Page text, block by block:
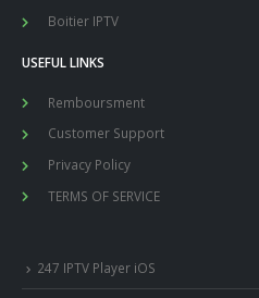
Boitier IPTV
USEFUL LINKS
Remboursment
Customer Support
Privacy Policy
TERMS OF SERVICE
247 IPTV Player iOS